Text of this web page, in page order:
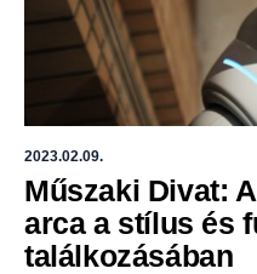
2023.02.09.
Műszaki Divat:
arca a stílus és
találkozásában